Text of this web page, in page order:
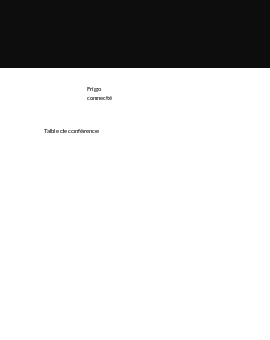
Table de conférence
Frigo
connecté